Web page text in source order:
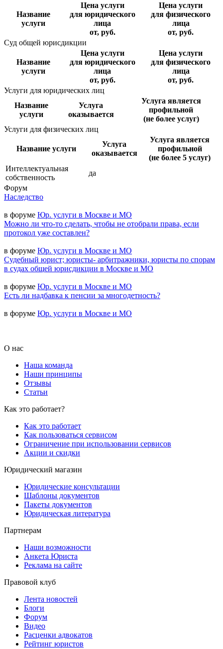
Название
услуги
Цена услуги
для юридического
лица
от, руб.
Цена услуги
для физического
лица
от, руб.
Суд общей юрисдикции
Название
услуги
Цена услуги
для юридического
лица
от, руб.
Цена услуги
для физического
лица
от, руб.
Услуги для юридических лиц
Название
услуги
Услуга
оказывается
Услуга является
профильной
(не более услуг)
Услуги для физических лиц
Название услуги
Услуга
оказывается
Услуга является
профильной
(не более 5 услуг)
Интеллектуальная
собственность
да
Форум
Наследство
в форуме Юр. услуги в Москве и МО
Можно ли что-то сделать, чтобы не отобрали права, если
протокол уже составлен?
в форуме Юр. услуги в Москве и МО
Судебный юрист; юристы- арбитражники, юристы по спорам
в судах общей юрисдикции в Москве и МО
в форуме Юр. услуги в Москве и МО
Есть ли надбавка к пенсии за многодетность?
в форуме Юр. услуги в Москве и МО
О нас
Наша команда
Наши принципы
Отзывы
Статьи
Как это работает?
Как это работает
Как пользоваться сервисом
Ограничение при использовании сервисов
Акции и скидки
Юридический магазин
Юридические консультации
Шаблоны документов
Пакеты документов
Юридическая литература
Партнерам
Наши возможности
Анкета Юриста
Реклама на сайте
Правовой клуб
Лента новостей
Блоги
Форум
Видео
Расценки адвокатов
Рейтинг юристов